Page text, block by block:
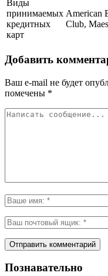
Виды
принимаемых
кредитных
карт
American
Club,
Добавить
Ваш e-mail не будет
помечены *
Познавательно